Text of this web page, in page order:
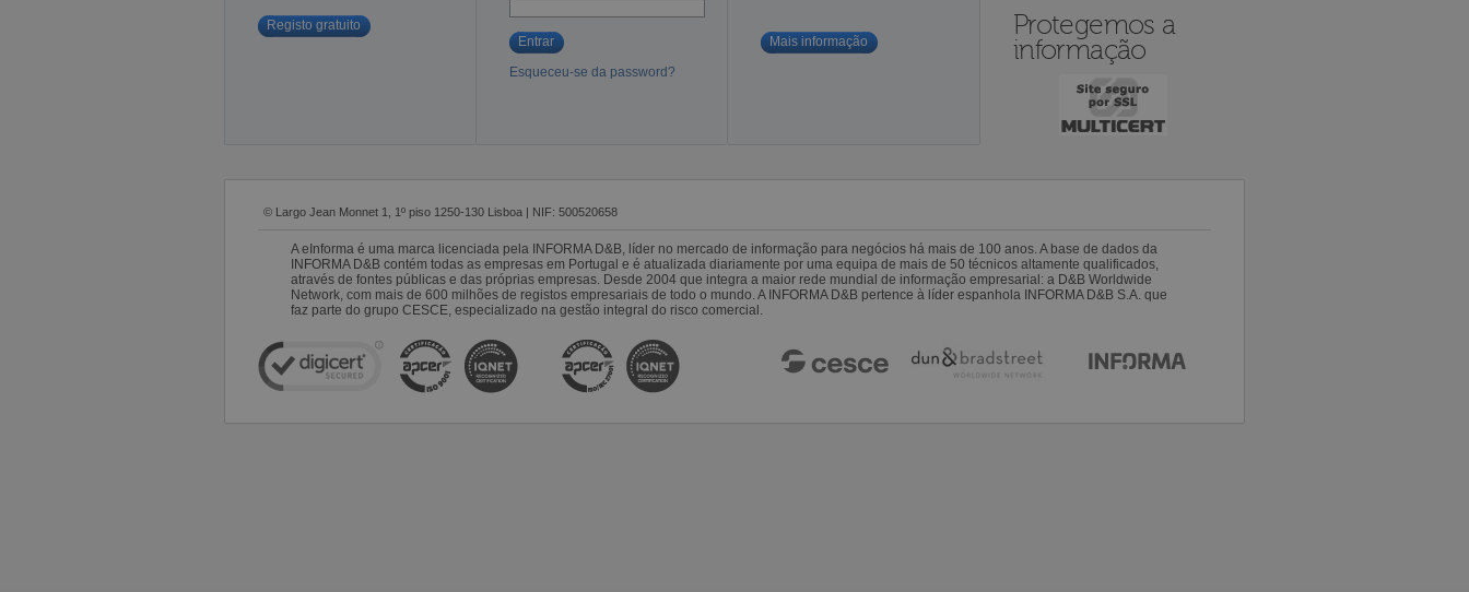
Registo gratuito
Entrar
Esqueceu-se da password?
Mais informação
Protegemos a
informação
© Largo Jean Monnet 1, 1º piso 1250-130 Lisboa | NIF: 500520658
A eInforma é uma marca licenciada pela INFORMA D&B, líder no mercado de informação para negócios há mais de 100 anos. A base de dados da
INFORMA D&B contém todas as empresas em Portugal e é atualizada diariamente por uma equipa de mais de 50 técnicos altamente qualificados,
através de fontes públicas e das próprias empresas. Desde 2004 que integra a maior rede mundial de informação empresarial: a D&B Worldwide
Network, com mais de 600 milhões de registos empresariais de todo o mundo. A INFORMA D&B pertence à líder espanhola INFORMA D&B S.A. que
faz parte do grupo CESCE, especializado na gestão integral do risco comercial.